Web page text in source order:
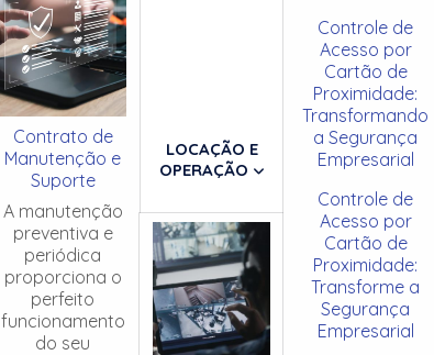
Contrato de
Manutenção e
Suporte
A manutenção
preventiva e
periódica
proporciona o
perfeito
funcionamento
do seu
LOCAÇÃO E
OPERAÇÃO
Controle de
Acesso por
Cartão de
Proximidade:
Transformando
a Segurança
Empresarial
Controle de
Acesso por
Cartão de
Proximidade:
Transforme a
Segurança
Empresarial